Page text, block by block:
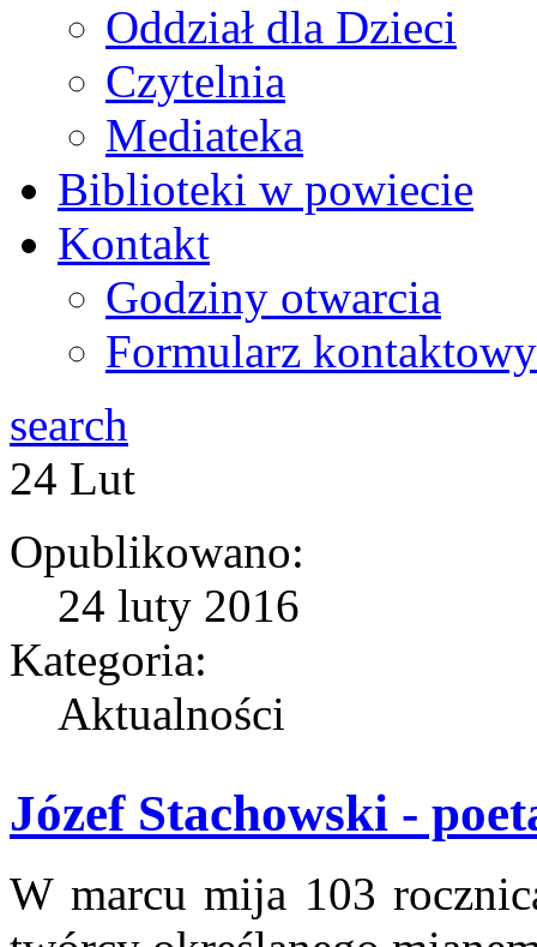
Oddział dla Dzieci
Czytelnia
Mediateka
Biblioteki w powiecie
Kontakt
Godziny otwarcia
Formularz kontaktowy
search
24 Lut
Opublikowano:
24 luty 2016
Kategoria:
Aktualności
Józef Stachowski -
W marcu mija 103